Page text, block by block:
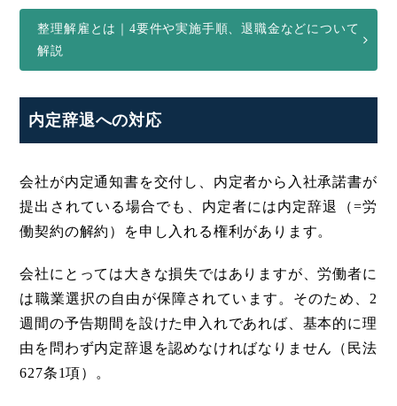
整理解雇とは｜4要件や実施手順、退職金などについて
解説
内定辞退への対応
会社が内定通知書を交付し、内定者から入社承諾書が
提出されている場合でも、内定者には内定辞退（=労
働契約の解約）を申し入れる権利があります。
会社にとっては大きな損失ではありますが、労働者に
は職業選択の自由が保障されています。そのため、2
週間の予告期間を設けた申入れであれば、基本的に理
由を問わず内定辞退を認めなければなりません（民法
627条1項）。